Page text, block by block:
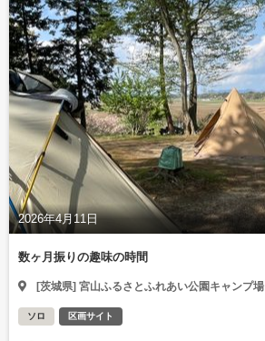
2026年4月11日
数ヶ月振りの趣味の時間
[茨城県] 宮山ふるさとふれあい公園キャンプ場
ソロ 区画サイト